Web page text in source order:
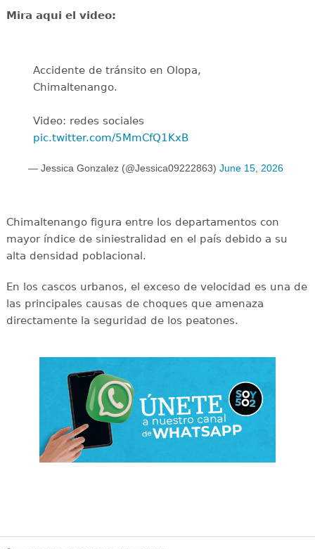
Mira aqui el video:
Accidente de tránsito en Olopa,
Chimaltenango.
Video: redes sociales
pic.twitter.com/5MmCfQ1KxB
— Jessica Gonzalez (@Jessica09222863) June 15, 2026
Chimaltenango figura entre los departamentos con
mayor índice de siniestralidad en el país debido a su
alta densidad poblacional.
En los cascos urbanos, el exceso de velocidad es una de
las principales causas de choques que amenaza
directamente la seguridad de los peatones.